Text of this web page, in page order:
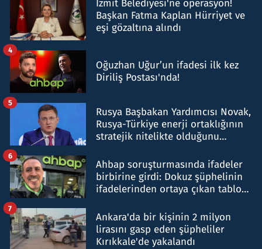
İzmit Belediyesi'ne operasyon!
Başkan Fatma Kaplan Hürriyet ve
eşi gözaltına alındı
Oğuzhan Uğur’un ifadesi ilk kez
Diriliş Postası'nda!
4
Rusya Başbakan Yardımcısı Novak,
Rusya-Türkiye enerji ortaklığının
stratejik nitelikte olduğunu
5
Ahbap soruşturmasında ifadeler
birbirine girdi: Dokuz şüphelinin
ifadelerinden ortaya çıkan tablo
6
Ankara'da bir kişinin 2 milyon
lirasını gasp eden şüpheliler
Kırıkkale'de yakalandı
7